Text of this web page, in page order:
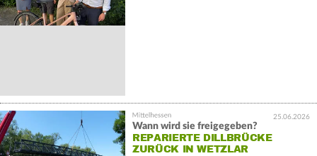
25.06.2026
Wann wird sie freigegeben?
REPARIERTE DILLBRÜCKE
ZURÜCK IN WETZLAR